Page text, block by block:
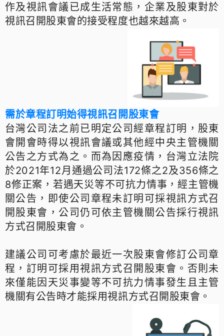
作及視訊會議已成生活常態，企業及股東對於
視訊召開股東會的接受程度也越來越高。
需於章程訂明始得視訊召開股東會
台灣公司法之前已明定公司經章程訂明，股東
會開會時得以視訊會議或其他經中央主管機關
公告之方式為之。而為因應疫情，台灣立法院
於2021年12月通過公司法172條之2及356條之
8修正案，若遇天災等不可抗力情事，經主管機
關公告，即使公司章程未訂明可採視訊方式召
開股東會，公司仍可依主管機關公告採行視訊
方式召開股東會。
建議公司可考慮於最近一次股東會修訂公司章
程，訂明可採用視訊方式召開股東會。否則未
來僅能因天災事變等不可抗力情事發生且主管
機關有公告時才能採用視訊方式召開股東會。